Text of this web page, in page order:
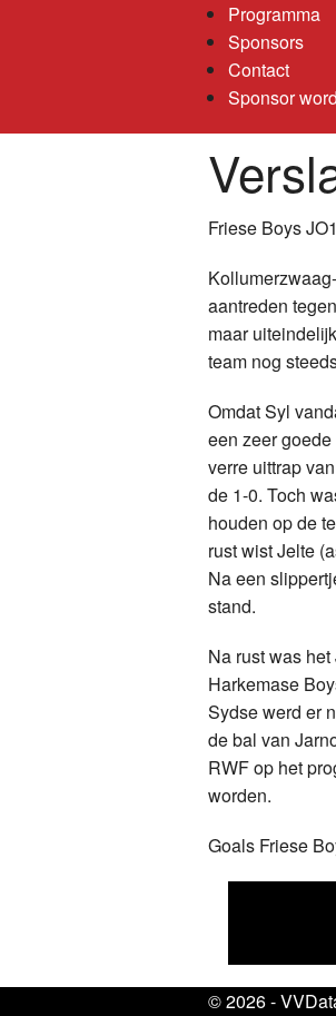
Programma
Sponsors
Contact
Sponsor
Friese Boys
aantreden
maar
team nog
Omdat Syl
een zeer
verre uittrap
de 1-0. Toch
houden op de
rust wist Jelte
Na een
stand.
Na rust was
Harkemase
Sydse werd er
de bal van
RWF op het
worden.
Goals Friese
© 2026 -